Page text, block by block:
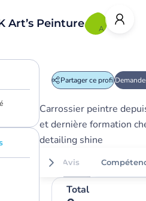
A
Art’s Peinture
Partager ce profil
Carrossier peintre
et dernière formation
detailing shine
Avis
Total